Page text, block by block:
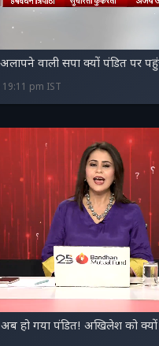
वाली सपा क्यों पंडित पर
19:11 pm IST
हो गया पंडित! अखिलेश को